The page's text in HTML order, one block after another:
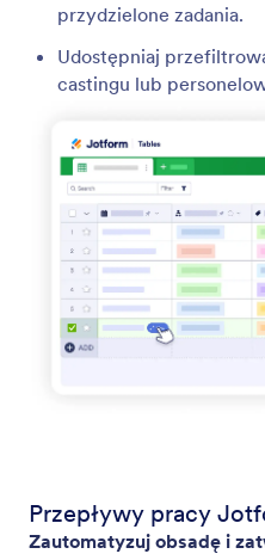
przydzielone zadania.
Udostępniaj
castingu lub
Przepływy pracy
Zautomatyzuj obsadę i